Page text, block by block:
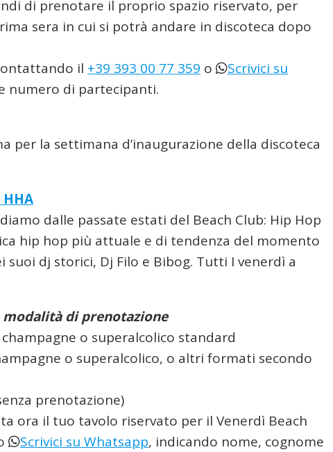
di prenotare il proprio spazio riservato, per
sera in cui si potrà andare in discoteca dopo
il +39 393 00 77 359 o
Scrivici su
numero di partecipanti.
per la settimana d’inaugurazione della discoteca
dalle passate estati del Beach Club: Hip Hop
hip hop più attuale e di tendenza del momento
dj storici, Dj Filo e Bibog. Tutti I venerdì a
modalità di prenotazione
o superalcolico standard
o superalcolico, o altri formati secondo
prenotazione)
ora il tuo tavolo riservato per il Venerdì Beach
Scrivici su Whatsapp, indicando nome, cognome